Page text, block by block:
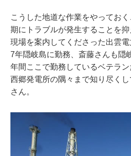
こうした地道な作業をやってお
期にトラブルが発生することを
現場を案内してくださった出雲
7年隠岐島に勤務、斎藤さんも隠
年間ここで勤務しているベテラン
西郷発電所の隅々まで知り尽く
さん。